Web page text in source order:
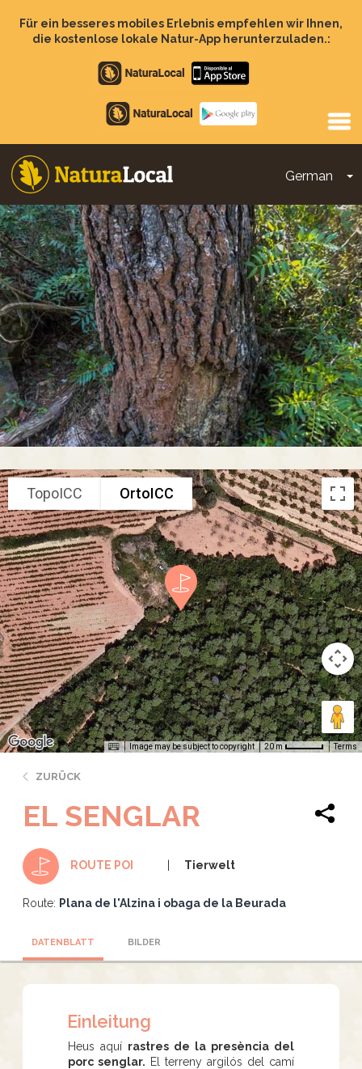
zumFür ein besseres mobiles Erlebnis empfehlen wir Ihnen,
die kostenlose lokale Natur-App herunterzuladen.:
Apple
store
Google
Play
German
Main
navigation
TopoICC OrtoICC
Image may be subject to copyright 20 m Terms
ZURÜCK
EL SENGLAR
ROUTE POI Tierwelt
Route: Plana de l'Alzina i obaga de la Beurada
DATENBLATT BILDER
Einleitung
Heus aquí rastres de la presència del
porc senglar. El terreny argilós del camí